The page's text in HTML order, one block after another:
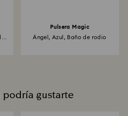
Pulsera Magic
Ángel, Azul, Baño de rodio
podría gustarte